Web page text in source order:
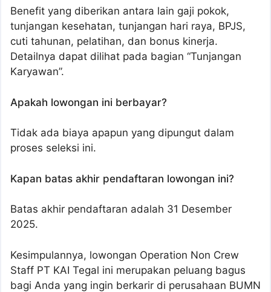
Benefit yang diberikan antara lain gaji pokok,
tunjangan kesehatan, tunjangan hari raya, BPJS,
cuti tahunan, pelatihan, dan bonus kinerja.
Detailnya dapat dilihat pada bagian “Tunjangan
Karyawan”.
Apakah lowongan ini berbayar?
Tidak ada biaya apapun yang dipungut dalam
proses seleksi ini.
Kapan batas akhir pendaftaran lowongan ini?
Batas akhir pendaftaran adalah 31 Desember
2025.
Kesimpulannya, lowongan Operation Non Crew
Staff PT KAI Tegal ini merupakan peluang bagus
bagi Anda yang ingin berkarir di perusahaan BUMN